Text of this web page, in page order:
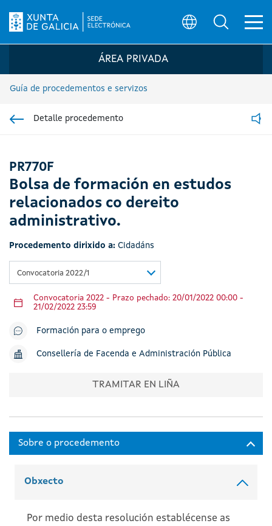
Logo da Sede electrónica da Xunta de
ÁREA PRIVADA
Guía de procedementos e servizos
Detalle procedemento
PR770F
Bolsa de formación en estudos
relacionados co dereito
administrativo.
Procedemento dirixido a: Cidadáns
Convocatoria 2022/1
Convocatoria 2022 - Prazo pechado: 20/01/2022 00:00 -
21/02/2022 23:59
Formación para o emprego
Consellería de Facenda e Administración Pública
TRAMITAR EN LIÑA
Obxecto
Por medio desta resolución establécense as